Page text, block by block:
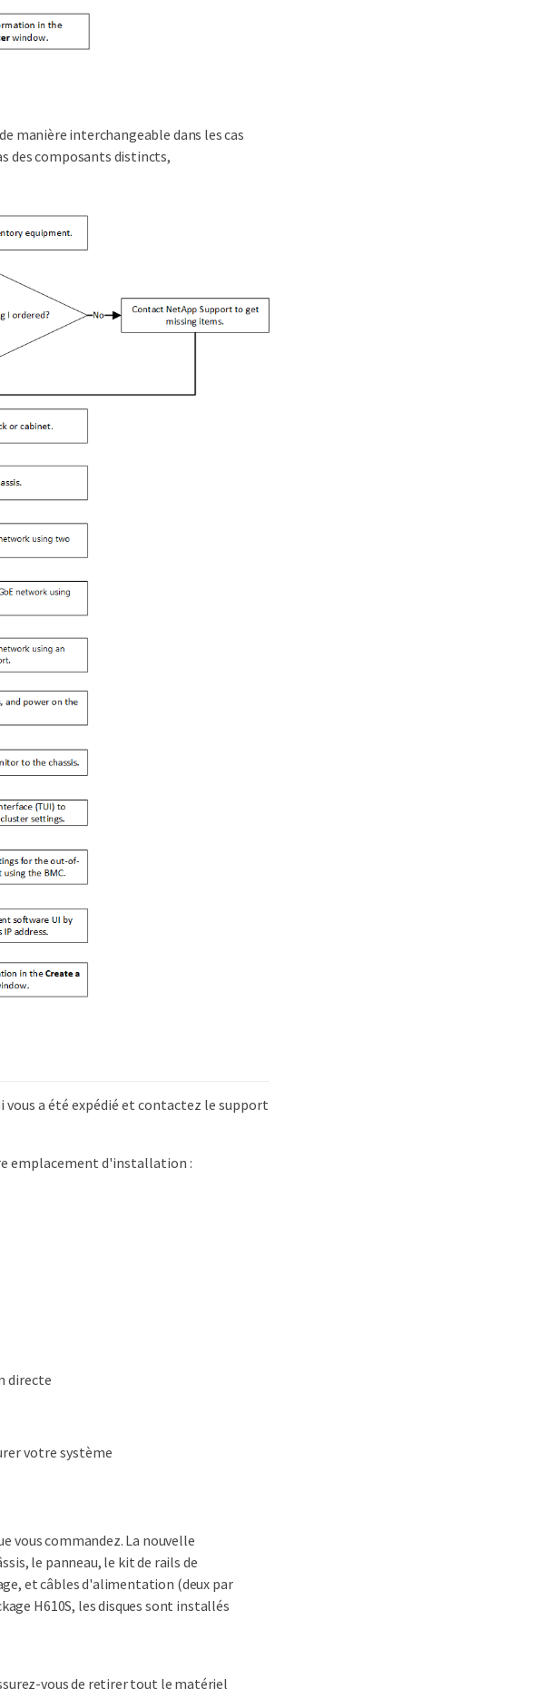
manière interchangeable dans les cas
des composants distincts,
a été expédié et contactez le support
emplacement d'installation :
directe
votre système
vous commandez. La nouvelle
le panneau, le kit de rails de
et câbles d'alimentation (deux par
H610S, les disques sont installés
vous de retirer tout le matériel